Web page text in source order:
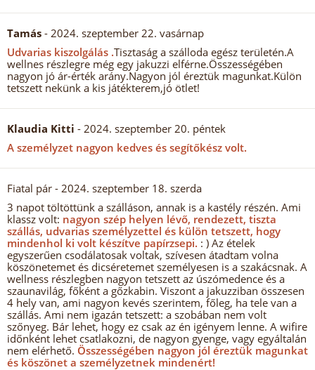
Tamás - 2024. szeptember 22. vasárnap
Udvarias kiszolgálás .Tisztaság a szálloda egész területén.A
wellnes részlegre még egy jakuzzi elférne.Összességében
nagyon jó ár-érték arány.Nagyon jól éreztük magunkat.Külön
tetszett nekünk a kis játékterem,jó ötlet!
Klaudia Kitti - 2024. szeptember 20. péntek
A személyzet nagyon kedves és segítőkész volt.
Fiatal pár - 2024. szeptember 18. szerda
3 napot töltöttünk a szálláson, annak is a kastély részén. Ami
klassz volt: nagyon szép helyen lévő, rendezett, tiszta
szállás, udvarias személyzettel és külön tetszett, hogy
mindenhol ki volt készítve papírzsepi. : ) Az ételek
egyszerűen csodálatosak voltak, szívesen átadtam volna
köszönetemet és dicséretemet személyesen is a szakácsnak. A
wellness részlegben nagyon tetszett az úszómedence és a
szaunavilág, főként a gőzkabin. Viszont a jakuzziban összesen
4 hely van, ami nagyon kevés szerintem, főleg, ha tele van a
szállás. Ami nem igazán tetszett: a szobában nem volt
szőnyeg. Bár lehet, hogy ez csak az én igényem lenne. A wifire
időnként lehet csatlakozni, de nagyon gyenge, vagy egyáltalán
nem elérhető. Összességében nagyon jól éreztük magunkat
és köszönet a személyzetnek mindenért!